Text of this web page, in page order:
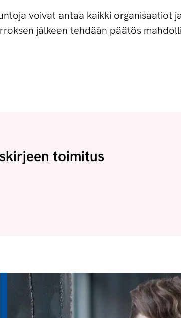
voivat antaa kaikki organisaatiot
jälkeen tehdään päätös
toimitus